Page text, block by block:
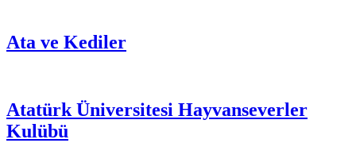
Ata ve Kediler
Atatürk Üniversitesi Hayvanseverler
Kulübü